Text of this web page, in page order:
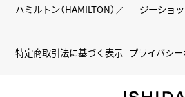
ハミルトン（HAMILTON）
ジーショッ
特定商取引法に基づく表示 プライバシ